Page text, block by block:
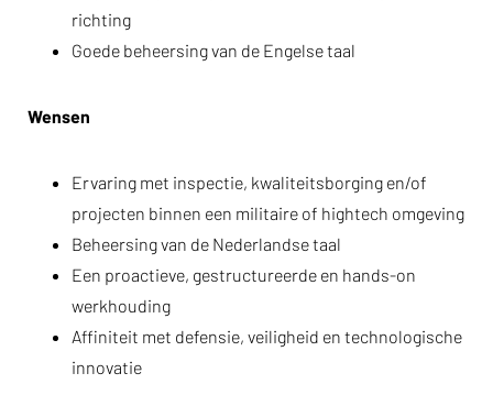
richting
Goede beheersing van de Engelse taal
Wensen
Ervaring met inspectie, kwaliteitsborging en/of
projecten binnen een militaire of hightech omgeving
Beheersing van de Nederlandse taal
Een proactieve, gestructureerde en hands-on
werkhouding
Affiniteit met defensie, veiligheid en technologische
innovatie